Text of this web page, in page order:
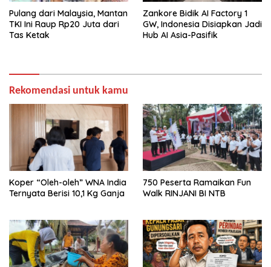
Pulang dari Malaysia, Mantan
TKI Ini Raup Rp20 Juta dari
Tas Ketak
Zankore Bidik AI Factory 1
GW, Indonesia Disiapkan Jadi
Hub AI Asia-Pasifik
Rekomendasi untuk kamu
Koper “Oleh-oleh” WNA India
Ternyata Berisi 10,1 Kg Ganja
750 Peserta Ramaikan Fun
Walk RINJANI BI NTB